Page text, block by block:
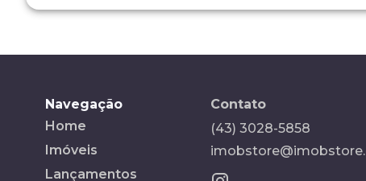
Navegação
Home
Imóveis
Lançamentos
Contato
(43) 3028-5858